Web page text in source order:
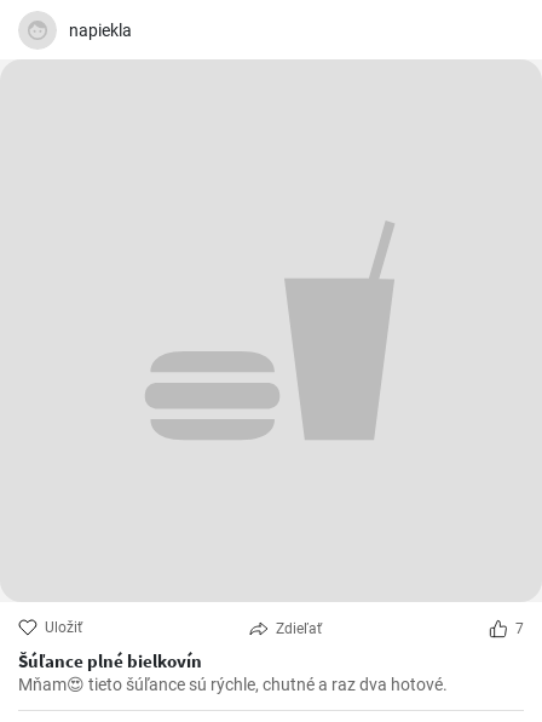
napiekla
Uložiť Zdieľať 7
Šúľance plné bielkovín
Mňam😍 tieto šúľance sú rýchle, chutné a raz dva hotové.